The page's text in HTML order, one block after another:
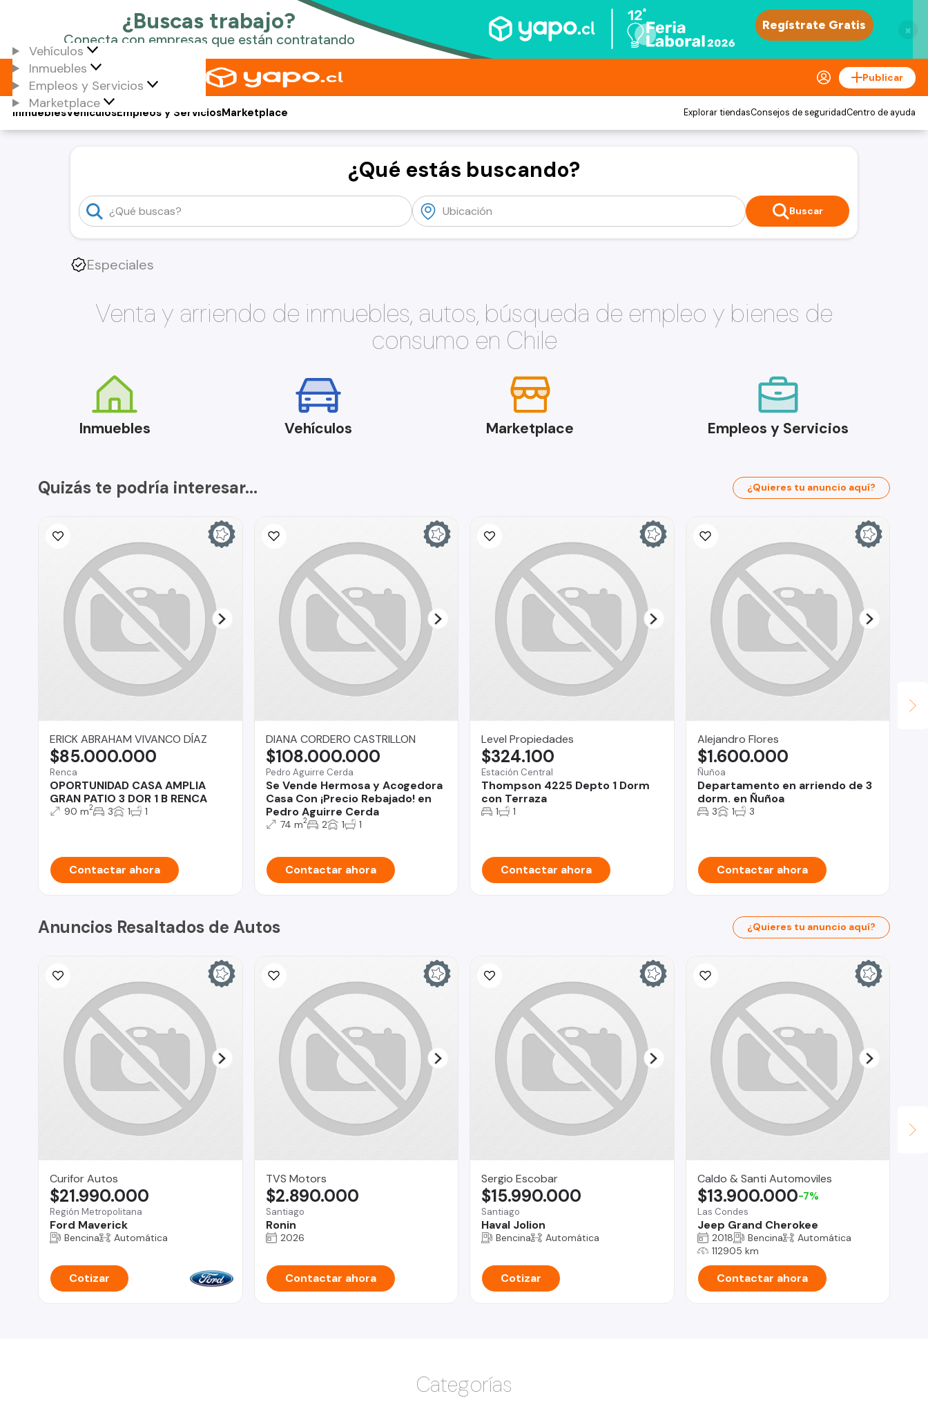
×
Vehículos
Inmuebles
Empleos y Servicios
Marketplace
Publicar
Vehículos
Inmuebles Empleos y ServiciosMarketplace Explorar tiendasConsejos de seguridadCentro de ayuda
¿Qué estás buscando?
Buscar
Especiales
Venta y arriendo de inmuebles, autos, búsqueda de empleo y bienes de
consumo en Chile
Inmuebles Vehículos Marketplace Empleos y Servicios
Quizás te podría interesar... ¿Quieres tu anuncio aquí?
ERICK ABRAHAM VIVANCO DÍAZ
Renca
OPORTUNIDAD CASA AMPLIA
GRAN PATIO 3 DOR 1 B RENCA
$85.000.000
90 m2 3 1 1
Contactar ahora
DIANA CORDERO CASTRILLON
Pedro Aguirre Cerda
Se Vende Hermosa y Acogedora
Casa Con ¡Precio Rebajado! en
Pedro Aguirre Cerda
$108.000.000
74 m2 2 1 1
Contactar ahora
Level Propiedades
Estación Central
Thompson 4225 Depto 1 Dorm
con Terraza
$324.100
1 1
Contactar ahora
Alejandro Flores
Ñuñoa
Departamento en arriendo de 3
dorm. en Ñuñoa
$1.600.000
3 1 3
Contactar ahora
Anuncios Resaltados de Autos ¿Quieres tu anuncio aquí?
Curifor Autos
Región Metropolitana
Ford Maverick
$21.990.000
Bencina Automática
Cotizar
TVS Motors
Santiago
Ronin
$2.890.000
2026
Contactar ahora
Sergio Escobar
Santiago
Haval Jolion
$15.990.000
Bencina Automática
Cotizar
Caldo & Santi Automoviles
Las Condes
Jeep Grand Cherokee
$13.900.000-7%
2018 Bencina
Automática
112905 km
Contactar ahora
Categorías